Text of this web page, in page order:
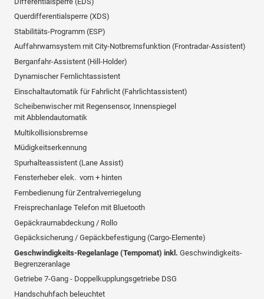
Querdifferentialsperre (XDS)
Stabilitäts-Programm (ESP)
Auffahrwarnsystem mit City-Notbremsfunktion (Frontradar-Assistent)
Berganfahr-Assistent (Hill-Holder)
Dynamischer Fernlichtassistent
Einschaltautomatik für Fahrlicht (Fahrlichtassistent)
Scheibenwischer mit Regensensor, Innenspiegel
mit Abblendautomatik
Multikollisionsbremse
Müdigkeitserkennung
Spurhalteassistent (Lane Assist)
Fensterheber elek. vorn + hinten
Fernbedienung für Zentralverriegelung
Freisprechanlage Telefon mit Bluetooth
Gepäckraumabdeckung / Rollo
Gepäcksicherung / Gepäckbefestigung (Cargo-Elemente)
Geschwindigkeits-Regelanlage (Tempomat) inkl. Geschwindigkeits-
Begrenzeranlage
Getriebe 7-Gang - Doppelkupplungsgetriebe DSG
Handschuhfach beleuchtet